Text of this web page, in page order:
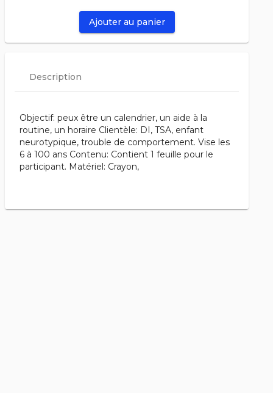
Ajouter au panier
Description
Objectif: peux être un calendrier, un aide à la
routine, un horaire Clientèle: DI, TSA, enfant
neurotypique, trouble de comportement. Vise les
6 à 100 ans Contenu: Contient 1 feuille pour le
participant. Matériel: Crayon,